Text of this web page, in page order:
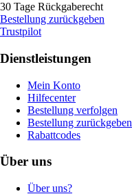
30 Tage Rückgaberecht
Bestellung zurückgeben
Trustpilot
Dienstleistungen
Mein Konto
Hilfecenter
Bestellung verfolgen
Bestellung zurückgeben
Rabattcodes
Über uns
Über uns?